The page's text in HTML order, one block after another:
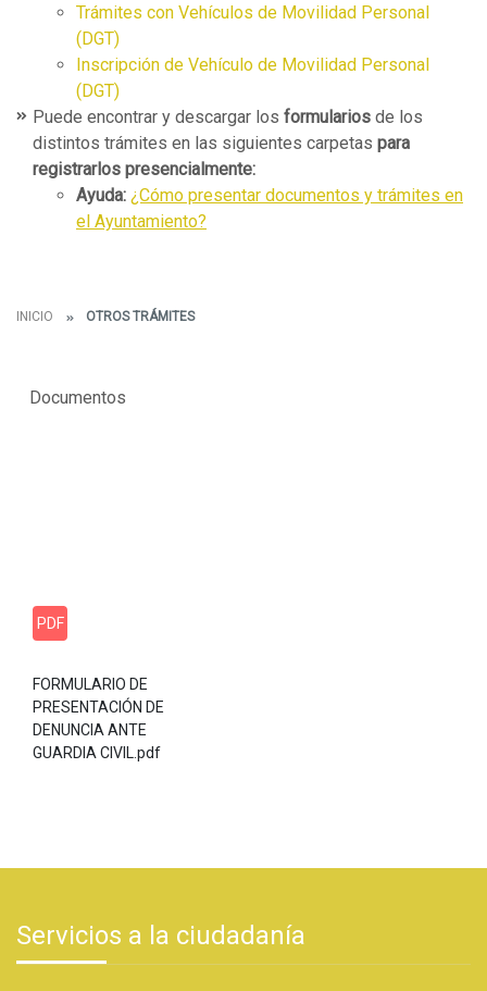
Trámites con Vehículos de Movilidad Personal
(DGT)
Inscripción de Vehículo de Movilidad Personal
(DGT)
Puede encontrar y descargar los formularios de los
distintos trámites en las siguientes carpetas para
registrarlos presencialmente:
Ayuda: ¿Cómo presentar documentos y trámites en
el Ayuntamiento?
INICIO OTROS TRÁMITES
Documentos
PDF
FORMULARIO DE
PRESENTACIÓN DE
DENUNCIA ANTE
GUARDIA CIVIL.pdf
Servicios a la ciudadanía